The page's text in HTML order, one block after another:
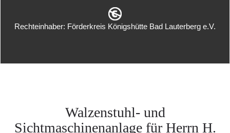
Rechteinhaber: Förderkreis Königshütte Bad Lauterberg e.V.
Walzenstuhl- und
Sichtmaschinenanlage für Herrn H.